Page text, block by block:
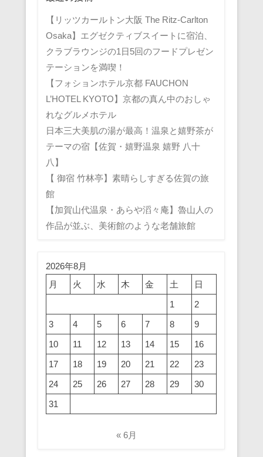
【リッツカールトン大阪 The Ritz-Carlton
Osaka】エグゼクティブスイートに宿泊、
クラブラウンジの1日5回のフードプレゼン
テーションを満喫！
【フォションホテル京都 FAUCHON
L’HOTEL KYOTO】京都の真ん中のおしゃ
れなグルメホテル
日本三大美肌の湯が最高！温泉と嬉野茶が
テーマの宿【佐賀・嬉野温泉 嬉野 八十
八】
【 御宿 竹林亭】素晴らしすぎる佐賀の旅
館
【加賀山代温泉・あらや滔々庵】魯山人の
作品が並ぶ、美術館のような老舗旅館
2026年8月
月
火 水 木 金 土
日
1
2
3
4 5 6 7 8
9
10
11 12 13 14 15
16
17
18 19 20 21 22
23
24
25 26 27 28 29
30
31
« 6月